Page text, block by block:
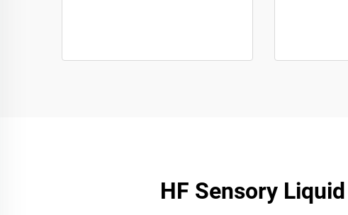
HF Sensory Liquid